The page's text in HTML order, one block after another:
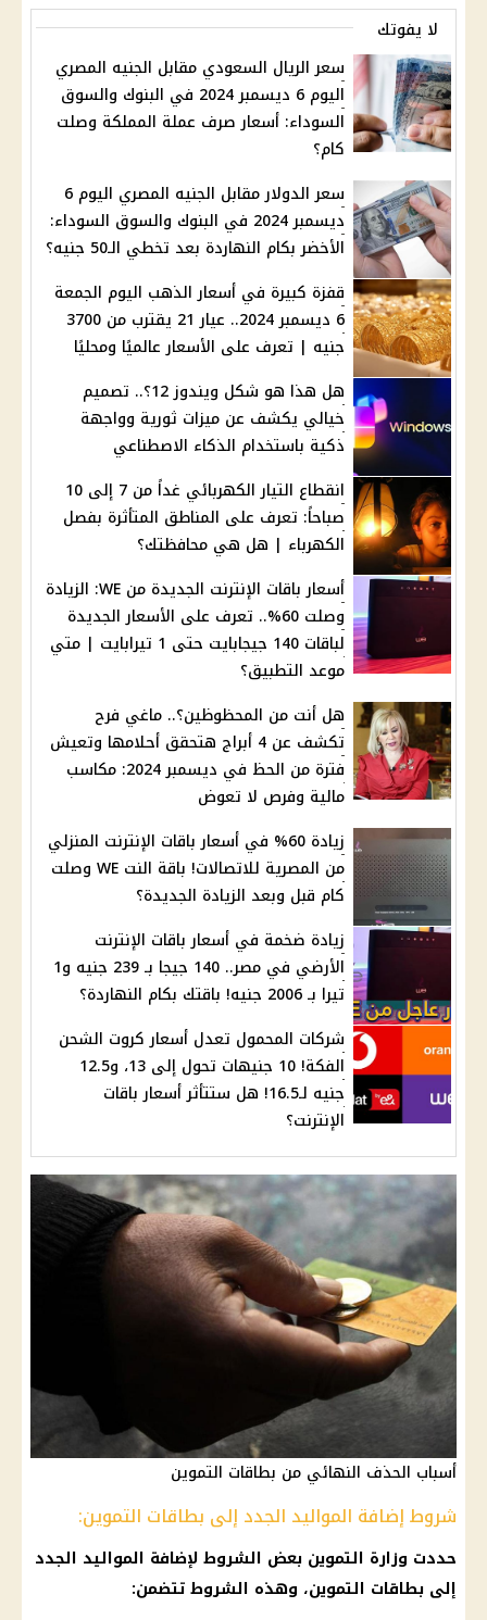
لا يفوتك
سعر الريال السعودي مقابل الجنيه المصري
اليوم 6 ديسمبر 2024 في البنوك والسوق
السوداء: أسعار صرف عملة المملكة وصلت
كام؟
سعر الدولار مقابل الجنيه المصري اليوم 6
ديسمبر 2024 في البنوك والسوق السوداء:
الأخضر بكام النهاردة بعد تخطي الـ50 جنيه؟
قفزة كبيرة في أسعار الذهب اليوم الجمعة
6 ديسمبر 2024.. عيار 21 يقترب من 3700
جنيه | تعرف على الأسعار عالميًا ومحليًا
هل هذا هو شكل ويندوز 12؟.. تصميم
خيالي يكشف عن ميزات ثورية وواجهة
ذكية باستخدام الذكاء الاصطناعي
انقطاع التيار الكهربائي غداً من 7 إلى 10
صباحاً: تعرف على المناطق المتأثرة بفصل
الكهرباء | هل هي محافظتك؟
أسعار باقات الإنترنت الجديدة من WE: الزيادة
وصلت 60%.. تعرف على الأسعار الجديدة
لباقات 140 جيجابايت حتى 1 تيرابايت | متي
موعد التطبيق؟
هل أنت من المحظوظين؟.. ماغي فرح
تكشف عن 4 أبراج هتحقق أحلامها وتعيش
فترة من الحظ في ديسمبر 2024: مكاسب
مالية وفرص لا تعوض
زيادة 60% في أسعار باقات الإنترنت المنزلي
من المصرية للاتصالات! باقة النت WE وصلت
كام قبل وبعد الزيادة الجديدة؟
زيادة ضخمة في أسعار باقات الإنترنت
الأرضي في مصر.. 140 جيجا بـ 239 جنيه و1
تيرا بـ 2006 جنيه! باقتك بكام النهاردة؟
شركات المحمول تعدل أسعار كروت الشحن
الفكة! 10 جنيهات تحول إلى 13، و12.5
جنيه لـ16.5! هل ستتأثر أسعار باقات
الإنترنت؟
أسباب الحذف النهائي من بطاقات التموين
شروط إضافة المواليد الجدد إلى بطاقات التموين:
حددت وزارة التموين بعض الشروط لإضافة المواليد الجدد
إلى بطاقات التموين، وهذه الشروط تتضمن: